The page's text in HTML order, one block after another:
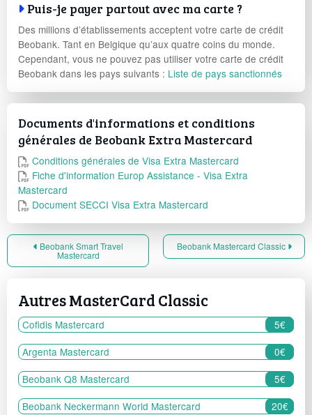
Puis-je payer partout avec ma carte ?
Des millions d’établissements acceptent votre carte de crédit
Beobank. Tant en Belgique qu’aux quatre coins du monde.
Cependant, vous ne pouvez pas utiliser votre carte de crédit
Beobank dans les pays suivants : Liste de pays sanctionnés
Documents d'informations et conditions
générales de Beobank Extra Mastercard
Conditions générales de Visa Extra Mastercard
Fiche d'information Europ Assistance - Visa Extra
Mastercard
Document SECCI Visa Extra Mastercard
Beobank Smart Travel
Mastercard
Beobank Mastercard Classic
Autres MasterCard Classic
Cofidis Mastercard
5€
Argenta Mastercard
0€
Beobank Q8 Mastercard
5€
Beobank Neckermann World Mastercard
20€